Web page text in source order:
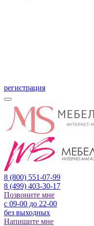
регистрация
8 (800) 551-07-99
8 (499) 403-30-17
Позвоните мне
с 09-00 до 22-00
без выходных
Напишите мне